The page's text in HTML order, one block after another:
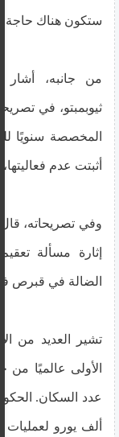
ستكون هناك حاجة إلى
من جانبه، أشار
المخصصة سنويًا
أثبتت عدم
وفي تصريحاته، قال
إثارة مسألة
الضالة في قبرص في
تشير العديد من
الأولى عالميًا
ألف يورو